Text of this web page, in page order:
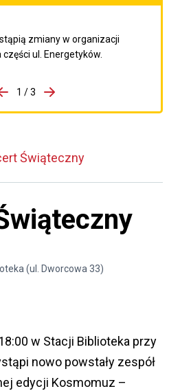
zmiany w organizacji
ul. Energetyków.
1 / 3
Przejdź do następnego
Świąteczny
(ul. Dworcowa 33)
w Stacji Biblioteka przy
nowo powstały zespół
edycji Kosmomuz –